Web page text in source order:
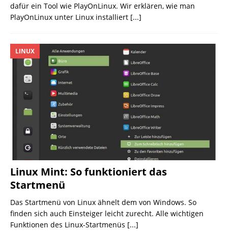
dafür ein Tool wie PlayOnLinux. Wir erklären, wie man
PlayOnLinux unter Linux installiert [...]
Linux Mint: So funktioniert das
Startmenü
LINUX
Das Startmenü von Linux ähnelt dem von Windows. So
finden sich auch Einsteiger leicht zurecht. Alle wichtigen
Funktionen des Linux-Startmenüs [...]